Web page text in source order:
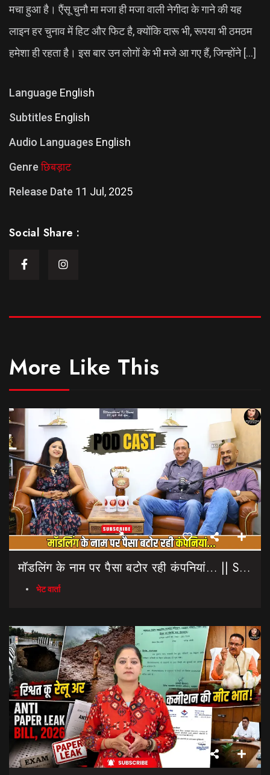
मचा हुआ है। एैंसू चुनौ मा मजा ही मजा वाली नेगीदा के गाने की यह
लाइन हर चुनाव में हिट और फिट है, क्योंकि दारू भी, रूपया भी ठमठम
हमेशा ही रहता है। इस बार उन लोगों के भी मजे आ गए हैं, जिन्होंने […]
Language English
Subtitles English
Audio Languages English
Genre छिबड़ाट
Release Date 11 Jul, 2025
Social Share :
More Like This
मॉडलिंग के नाम पर पैसा बटोर रही कंपनियां… || Sinmit Communications || Miss Uttarakhand 2026
भेट वार्ता